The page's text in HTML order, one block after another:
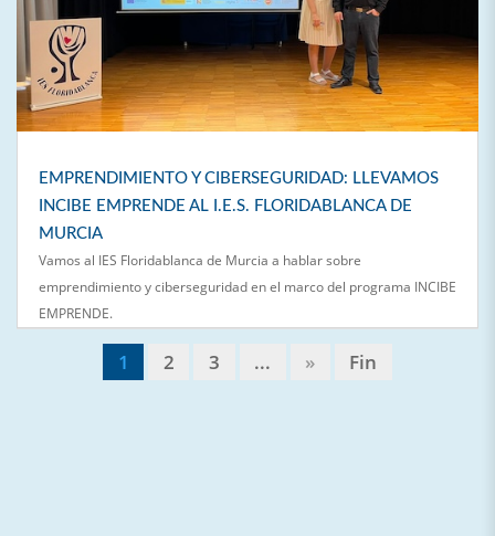
EMPRENDIMIENTO Y CIBERSEGURIDAD: LLEVAMOS
INCIBE EMPRENDE AL I.E.S. FLORIDABLANCA DE
MURCIA
Vamos al IES Floridablanca de Murcia a hablar sobre
emprendimiento y ciberseguridad en el marco del programa INCIBE
EMPRENDE.
1 2 3 ... » Fin